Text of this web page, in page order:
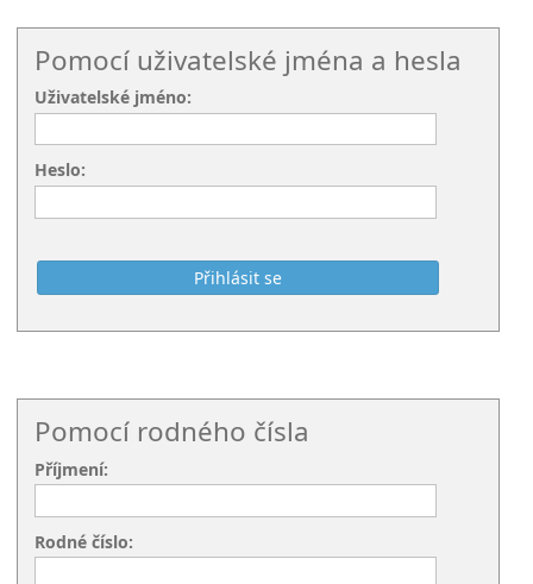
Pomocí uživatelské jména a hesla
Uživatelské jméno:
Heslo:
Pomocí rodného čísla
Příjmení:
Rodné číslo: